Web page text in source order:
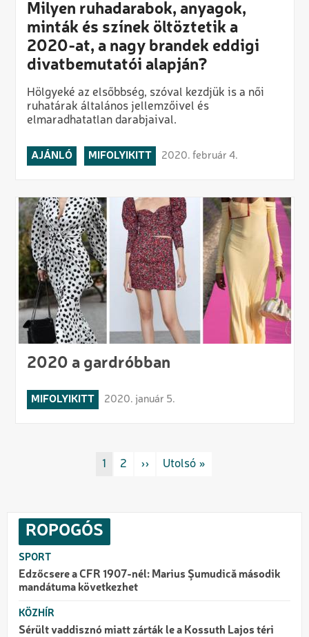
Milyen ruhadarabok, anyagok,
minták és színek öltöztetik a
2020-at, a nagy brandek eddigi
divatbemutatói alapján?
Hölgyeké az elsőbbség, szóval kezdjük is a női
ruhatárak általános jellemzőivel és
elmaradhatatlan darabjaival.
AJÁNLÓ MIFOLYIKITT 2020. február 4.
2020 a gardróbban
MIFOLYIKITT 2020. január 5.
Rovat/cimke
1 Rovat/cimke
2 Következő oldal
›› Utolsó oldal
Utolsó »
ROPOGÓS
SPORT
Edzőcsere a CFR 1907-nél: Marius Şumudică második
mandátuma következhet
KÖZHÍR
Sérült vaddisznó miatt zárták le a Kossuth Lajos téri